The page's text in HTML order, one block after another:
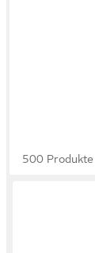
500 Produkte